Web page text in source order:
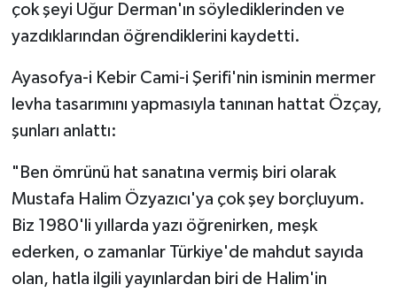
çok şeyi Uğur Derman'ın söylediklerinden ve
yazdıklarından öğrendiklerini kaydetti.
Ayasofya-i Kebir Cami-i Şerifi'nin isminin mermer
levha tasarımını yapmasıyla tanınan hattat Özçay,
şunları anlattı:
"Ben ömrünü hat sanatına vermiş biri olarak
Mustafa Halim Özyazıcı'ya çok şey borçluyum.
Biz 1980'li yıllarda yazı öğrenirken, meşk
ederken, o zamanlar Türkiye'de mahdut sayıda
olan, hatla ilgili yayınlardan biri de Halim'in